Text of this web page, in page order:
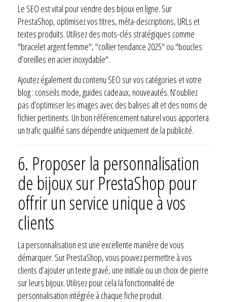
Le SEO est vital pour vendre des bijoux en ligne. Sur
PrestaShop, optimisez vos titres, méta-descriptions, URLs et
textes produits. Utilisez des mots-clés stratégiques comme
"bracelet argent femme", "collier tendance 2025" ou "boucles
d’oreilles en acier inoxydable".
Ajoutez également du contenu SEO sur vos catégories et votre
blog : conseils mode, guides cadeaux, nouveautés. N’oubliez
pas d’optimiser les images avec des balises alt et des noms de
fichier pertinents. Un bon référencement naturel vous apportera
un trafic qualifié sans dépendre uniquement de la publicité.
6. Proposer la personnalisation
de bijoux sur PrestaShop pour
offrir un service unique à vos
clients
La personnalisation est une excellente manière de vous
démarquer. Sur PrestaShop, vous pouvez permettre à vos
clients d’ajouter un texte gravé, une initiale ou un choix de pierre
sur leurs bijoux. Utilisez pour cela la fonctionnalité de
personnalisation intégrée à chaque fiche produit.